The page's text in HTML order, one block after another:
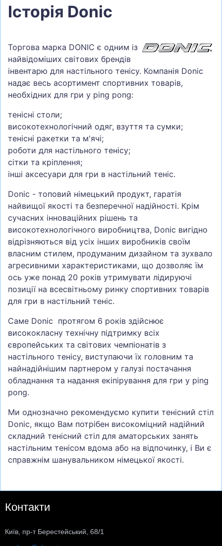
Історія Donic
Торгова марка DONIC є одним із
найвідоміших світових брендів
інвентарю для настільного тенісу. Компанія Donic
надає весь асортимент спортивних товарів,
необхідних для гри у ping pong:
тенісні столи;
високотехнологічний одяг, взуття та сумки;
тенісні ракетки та м'ячі;
роботи для настільного тенісу;
сітки та кріплення;
інші аксесуари для гри в настільний теніс.
Donic - топовий німецький продукт, гаратія
найвищої якості та безперечної надійності. Крім
сучасних інноваційних рішень та
високотехнологічного виробництва, Donic вигідно
відрізняються від усіх інших виробників своїм
власним стилем, продуманим дизайном та зухвало
агресивними характеристиками, що дозволяє їм
ось уже понад 20 років утримувати лідируючі
позиції на всесвітньому ринку спортивних товарів
для гри в настільний теніс.
Саме Donic протягом 6 років здійснює
висококласну технічну підтримку всіх
європейських та світових чемпіонатів з
настільного тенісу, виступаючи їх головним та
найнадійнішим партнером у галузі постачання
обладнання та надання екіпірування для гри у ping
pong.
Ми однозначно рекомендуємо купити тенісний стіл
Donic, якщо Вам потрібен високоміцний надійний
складний тенісний стіл для аматорських занять
настільним тенісом вдома або на відпочинку, і Ви є
справжнім шанувальником німецької якості.
Контакти
Київ, пр-т Берестейський, 68/1